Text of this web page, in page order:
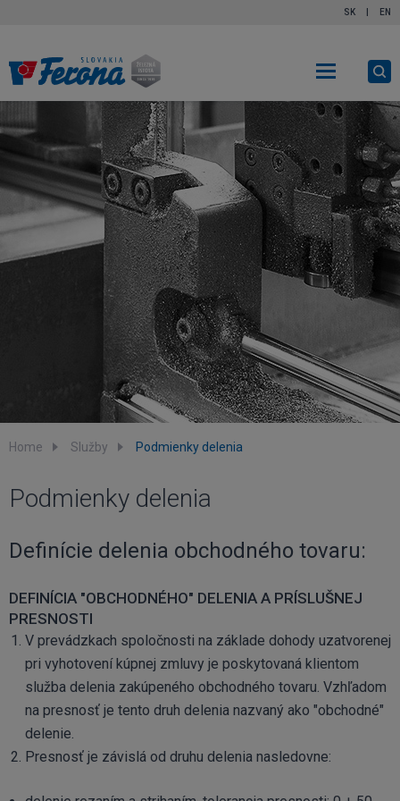
SK EN
Home Služby Podmienky delenia
Podmienky delenia
Definície delenia obchodného tovaru:
DEFINÍCIA "OBCHODNÉHO" DELENIA A PRÍSLUŠNEJ
PRESNOSTI
V prevádzkach spoločnosti na základe dohody uzatvorenej
pri vyhotovení kúpnej zmluvy je poskytovaná klientom
služba delenia zakúpeného obchodného tovaru. Vzhľadom
na presnosť je tento druh delenia nazvaný ako "obchodné"
delenie.
Presnosť je závislá od druhu delenia nasledovne: